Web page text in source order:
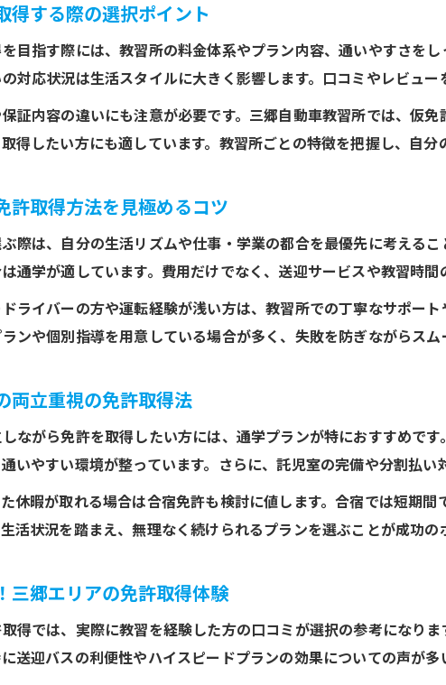
得する際の選択ポイント
目指す際には、教習所の料金体系やプラン内容、通いやすさを
対応状況は生活スタイルに大きく影響します。口コミやレビュ
証内容の違いにも注意が必要です。三郷自動車教習所では、仮
得したい方にも適しています。教習所ごとの特徴を把握し、自分
許取得方法を見極めるコツ
際は、自分の生活リズムや仕事・学業の都合を最優先に考える
通学が適しています。費用だけでなく、送迎サービスや教習時間
ライバーの方や運転経験が浅い方は、教習所での丁寧なサポー
ンや個別指導を用意している場合が多く、失敗を防ぎながらスム
両立重視の免許取得法
ながら免許を取得したい方には、通学プランが特におすすめで
いやすい環境が整っています。さらに、託児室の完備や分割払い
休暇が取れる場合は合宿免許も検討に値します。合宿では短期
活状況を踏まえ、無理なく続けられるプランを選ぶことが成功の
三郷エリアの免許取得体験
得では、実際に教習を経験した方の口コミが選択の参考になり
送迎バスの利便性やハイスピードプランの効果についての声が